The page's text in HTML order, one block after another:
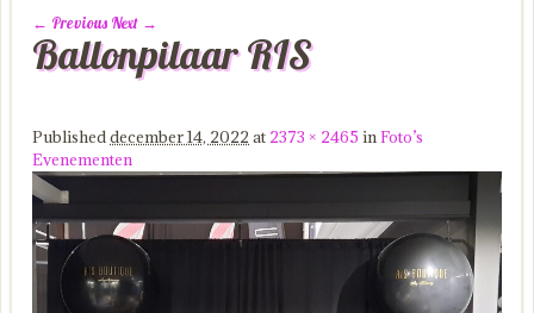
Image navigation
← Previous Next →
Ballonpilaar RIS
Publisheddecember 14, 2022 at 2373 × 2465 inFoto’s
Evenementen